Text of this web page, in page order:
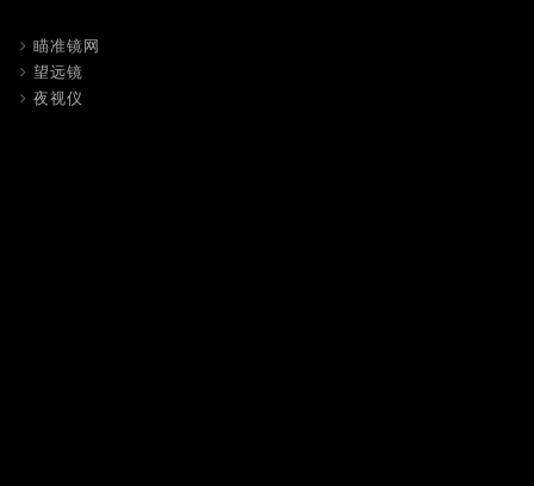
瞄准镜网
望远镜
夜视仪